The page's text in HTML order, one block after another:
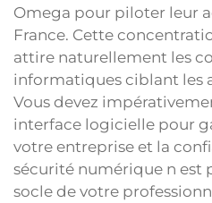
Omega pour piloter leur
France. Cette
attire naturellement les
informatiques ciblant les
Vous devez
interface logicielle pour
votre entreprise et la
sécurité numérique n est
socle de votre